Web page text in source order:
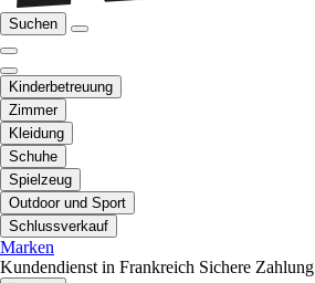
Suchen
Kinderbetreuung
Zimmer
Kleidung
Schuhe
Spielzeug
Outdoor und Sport
Schlussverkauf
Marken
Kundendienst in Frankreich Sichere Zahlung